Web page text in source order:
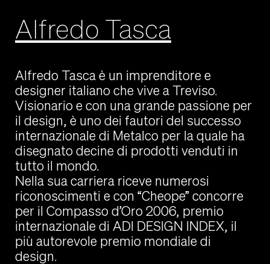
Alfredo Tasca
Alfredo Tasca è un imprenditore e
designer italiano che vive a Treviso.
Visionario e con una grande passione per
il design, è uno dei fautori del successo
internazionale di Metalco per la quale ha
disegnato decine di prodotti venduti in
tutto il mondo.
Nella sua carriera riceve numerosi
riconoscimenti e con “Cheope” concorre
per il Compasso d’Oro 2006, premio
internazionale di ADI DESIGN INDEX, il
più autorevole premio mondiale di
design.